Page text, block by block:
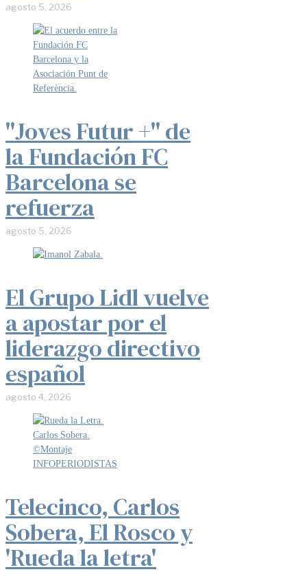
agosto 5, 2026
"Joves Futur +" de
la Fundación FC
Barcelona se
refuerza
agosto 5, 2026
El Grupo Lidl vuelve
a apostar por el
liderazgo directivo
español
agosto 4, 2026
Telecinco, Carlos
Sobera, El Rosco y
'Rueda la letra'